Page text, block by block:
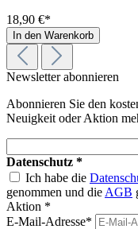
18,90 €*
In den Warenkorb
Newsletter abonnieren
Abonnieren Sie den
Neuigkeit oder Aktion
Datenschutz *
Ich habe die
genommen und die AGB
Aktion *
E-Mail-Adresse*